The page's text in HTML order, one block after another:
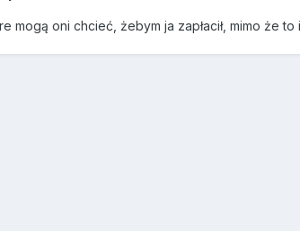
mogą oni chcieć, żebym ja zapłacił, mimo że